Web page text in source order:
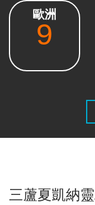
歐洲
9
三蘆夏凱納